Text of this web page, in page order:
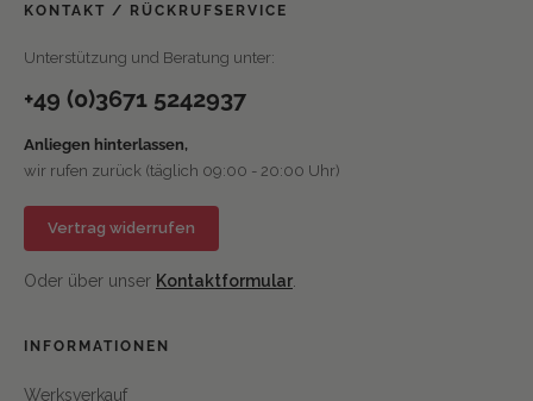
KONTAKT / RÜCKRUFSERVICE
Unterstützung und Beratung unter:
+49 (0)3671 5242937
Anliegen hinterlassen,
wir rufen zurück (täglich 09:00 - 20:00 Uhr)
Vertrag widerrufen
Oder über unser Kontaktformular
INFORMATIONEN
Werksverkauf